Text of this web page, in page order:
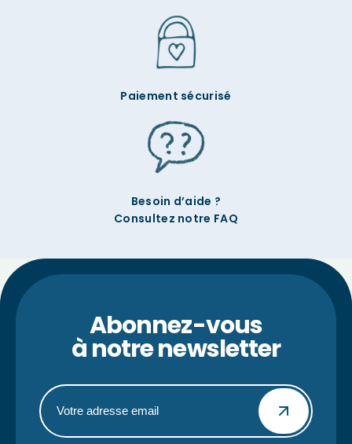
Paiement sécurisé
Besoin d’aide ?
Consultez notre FAQ
Abonnez-vous
à notre newsletter